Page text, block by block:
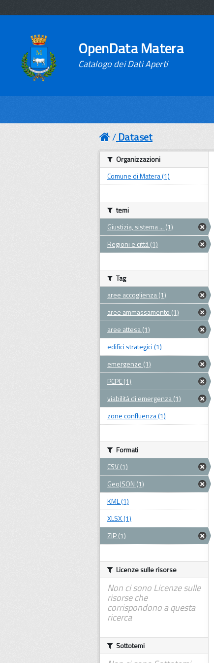
OpenData Matera
Catalogo dei Dati Aperti
Dataset
Organizzazioni
Comune di Matera (1)
temi
Giustizia, sistema ... (1)
Regioni e città (1)
Tag
aree accoglienza (1)
aree ammassamento (1)
aree attesa (1)
edifici strategici (1)
emergenze (1)
PCPC (1)
viabilità di emergenza (1)
zone confluenza (1)
Formati
CSV (1)
GeoJSON (1)
KML (1)
XLSX (1)
ZIP (1)
Licenze sulle risorse
Non ci sono Licenze sulle
risorse che
corrispondono a questa
ricerca
Sottotemi